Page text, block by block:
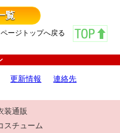
覧
ページトップへ戻る
更新情報 連絡先
装通販
スチューム